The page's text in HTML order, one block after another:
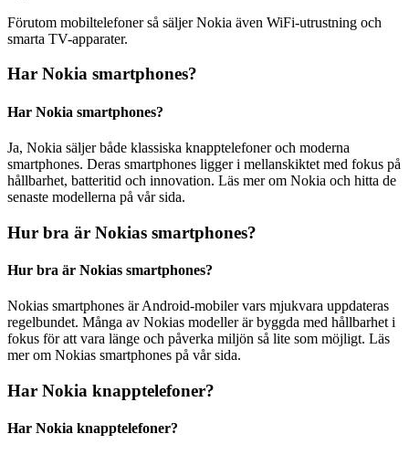
Förutom mobiltelefoner så säljer Nokia även WiFi-utrustning och
smarta TV-apparater.
Har Nokia smartphones?
Har Nokia smartphones?
Ja, Nokia säljer både klassiska knapptelefoner och moderna
smartphones. Deras smartphones ligger i mellanskiktet med fokus på
hållbarhet, batteritid och innovation. Läs mer om Nokia och hitta de
senaste modellerna på vår sida.
Hur bra är Nokias smartphones?
Hur bra är Nokias smartphones?
Nokias smartphones är Android-mobiler vars mjukvara uppdateras
regelbundet. Många av Nokias modeller är byggda med hållbarhet i
fokus för att vara länge och påverka miljön så lite som möjligt. Läs
mer om Nokias smartphones på vår sida.
Har Nokia knapptelefoner?
Har Nokia knapptelefoner?